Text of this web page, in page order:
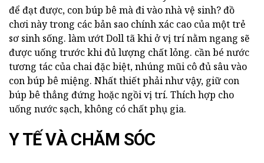
để đạt được, con búp bê mà đi vào nhà vệ sinh? đồ
chơi này trong các bản sao chính xác cao của một trẻ
sơ sinh sống. làm ướt Doll tã khi ở vị trí nằm ngang sẽ
được uống trước khi đủ lượng chất lỏng. cần bé nước
tương tác của chai đặc biệt, nhúng mũi cô đủ sâu vào
con búp bê miệng. Nhất thiết phải như vậy, giữ con
búp bê thẳng đứng hoặc ngồi vị trí. Thích hợp cho
uống nước sạch, không có chất phụ gia.
Y TẾ VÀ CHĂM SÓC